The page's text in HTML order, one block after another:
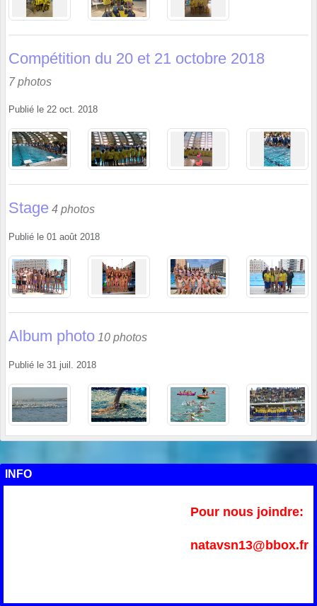
Compétition du 20 et 21 octobre 2018
7 photos
Publié le 22 oct. 2018
Stage 4 photos
Publié le 01 août 2018
Album photo 10 photos
Publié le 31 juil. 2018
INFO
Pour nous joindre:
natavsn13@bbox.fr